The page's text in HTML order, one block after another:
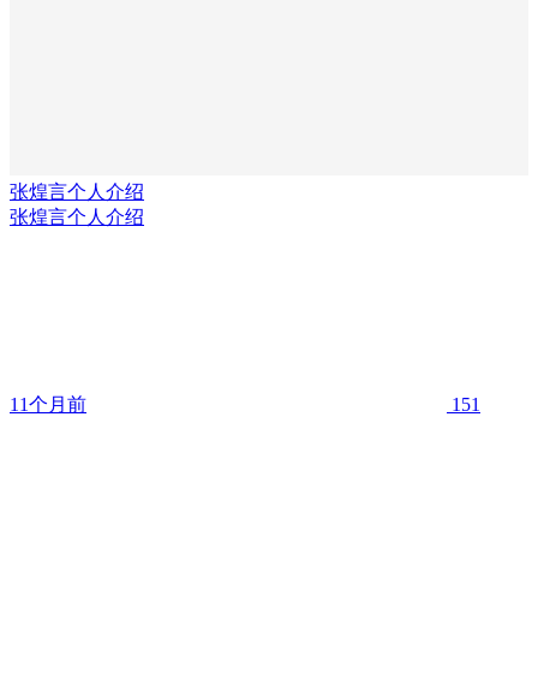
张煌言个人介绍
张煌言个人介绍
11个月前 151